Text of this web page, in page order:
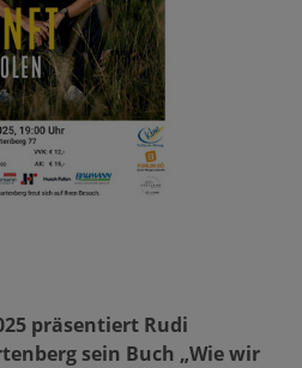
präsentiert Rudi
sein Buch „Wie wir